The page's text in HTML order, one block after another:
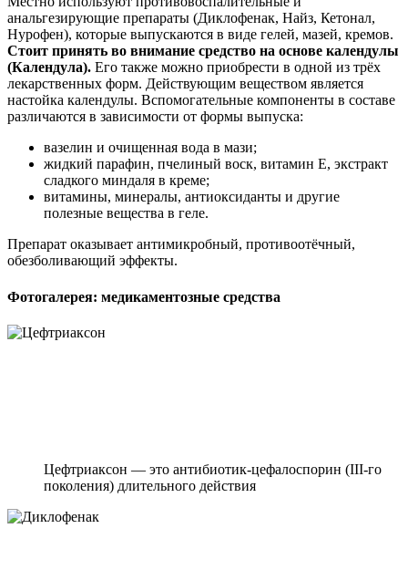
анальгезирующие препараты (Диклофенак, Найз, Кетонал,
Нурофен), которые выпускаются в виде гелей, мазей, кремов.
Стоит принять во внимание средство на основе календулы
(Календула). Его также можно приобрести в одной из трёх
лекарственных форм. Действующим веществом является
настойка календулы. Вспомогательные компоненты в составе
различаются в зависимости от формы выпуска:
вазелин и очищенная вода в мази;
жидкий парафин, пчелиный воск, витамин Е, экстракт
сладкого миндаля в креме;
витамины, минералы, антиоксиданты и другие
полезные вещества в геле.
Препарат оказывает антимикробный, противоотёчный,
обезболивающий эффекты.
Фотогалерея: медикаментозные средства
Цефтриаксон — это антибиотик-цефалоспорин (III-го
поколения) длительного действия